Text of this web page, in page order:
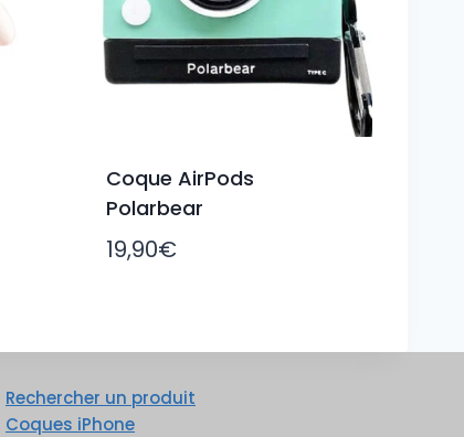
Coque AirPods
Polarbear
19,90€
Rechercher un produit
Coques iPhone